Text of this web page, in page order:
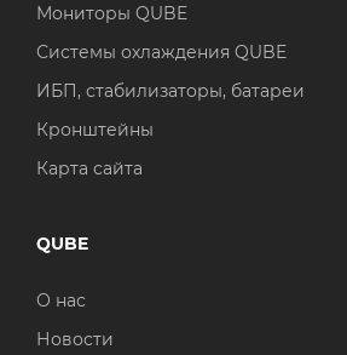
Мониторы QUBE
Системы охлаждения QUBE
ИБП, стабилизаторы, батареи
Кронштейны
Карта сайта
QUBE
О нас
Новости